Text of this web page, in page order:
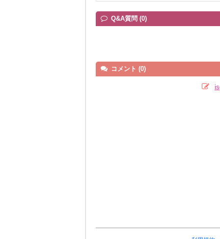
Q&A質問 (0)
コメント (0)